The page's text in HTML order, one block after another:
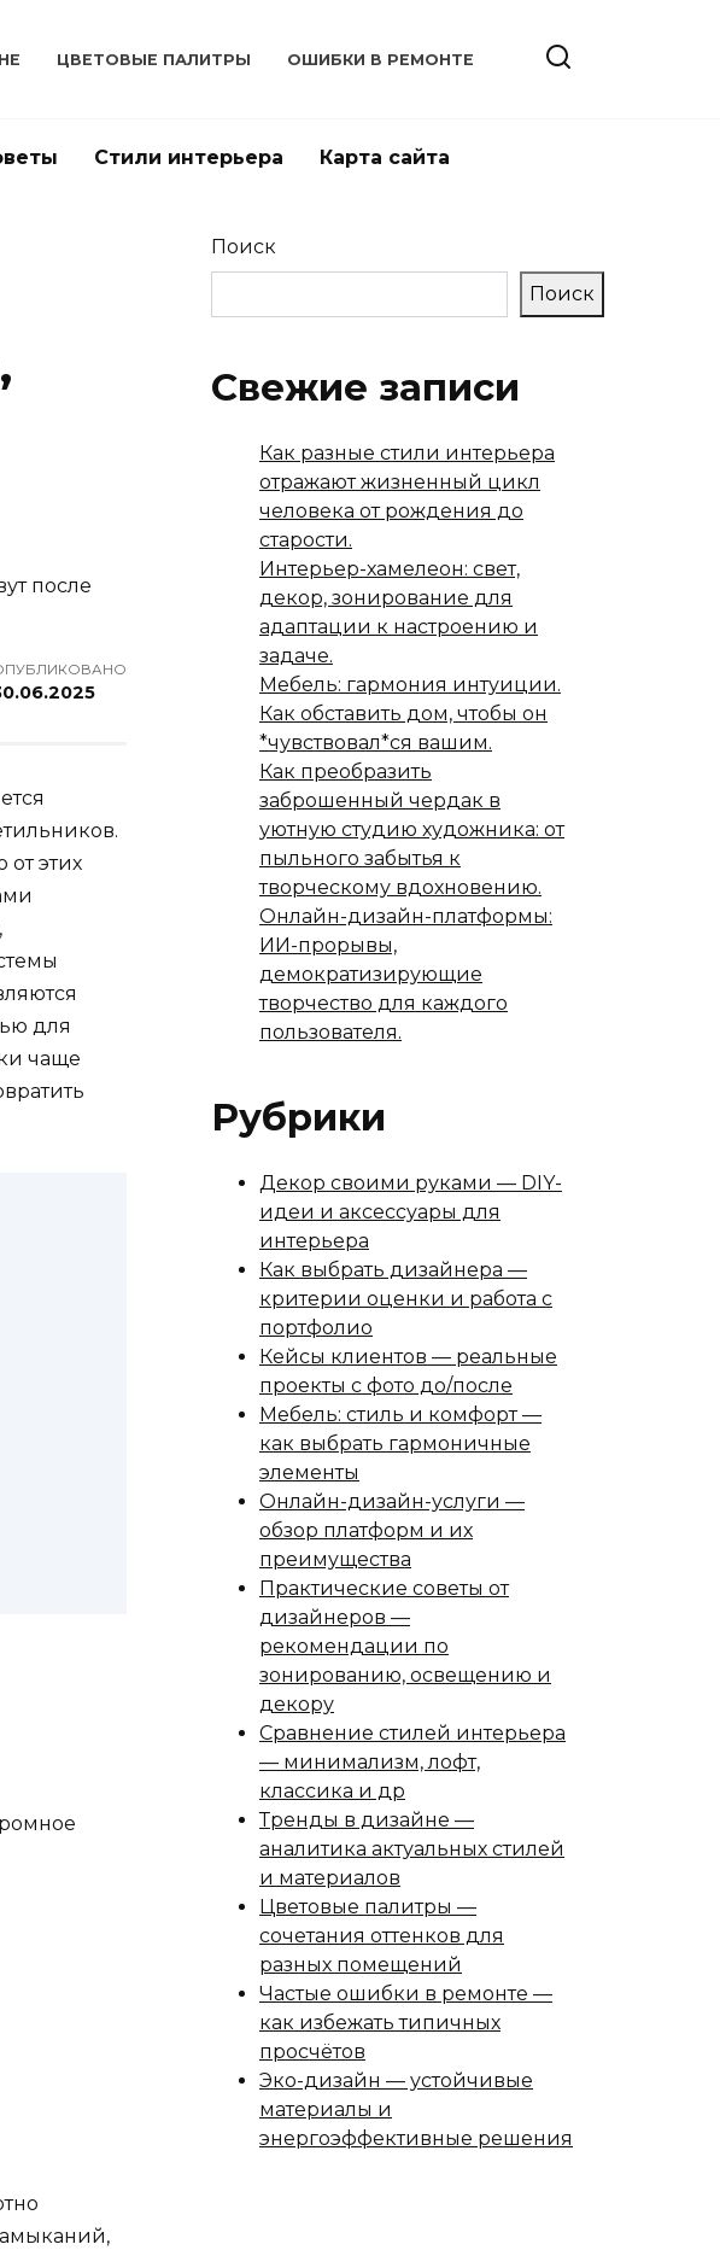
ЦВЕТОВЫЕ ПАЛИТРЫ ОШИБКИ В РЕМОНТЕ
Стили интерьера Карта сайта
этих
для
чаще
Поиск
Поиск
Свежие записи
Как разные стили интерьера
отражают жизненный цикл
человека от рождения до
старости.
Интерьер-хамелеон: свет,
декор, зонирование для
адаптации к настроению и
задаче.
Мебель: гармония интуиции.
Как обставить дом, чтобы он
*чувствовал*ся вашим.
Как преобразить
заброшенный чердак в
уютную студию художника: от
пыльного забытья к
творческому вдохновению.
Онлайн-дизайн-платформы:
ИИ-прорывы,
демократизирующие
творчество для каждого
пользователя.
Рубрики
Декор своими руками — DIY-
идеи и аксессуары для
интерьера
Как выбрать дизайнера —
критерии оценки и работа с
портфолио
Кейсы клиентов — реальные
проекты с фото до/после
Мебель: стиль и комфорт —
как выбрать гармоничные
элементы
Онлайн-дизайн-услуги —
обзор платформ и их
преимущества
Практические советы от
дизайнеров —
рекомендации по
зонированию, освещению и
декору
Сравнение стилей интерьера
— минимализм, лофт,
классика и др
Тренды в дизайне —
аналитика актуальных стилей
и материалов
Цветовые палитры —
сочетания оттенков для
разных помещений
Частые ошибки в ремонте —
как избежать типичных
просчётов
Эко-дизайн — устойчивые
материалы и
энергоэффективные решения